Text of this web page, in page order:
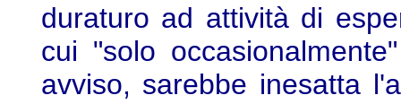
duraturo ad attività di
cui "solo
avviso, sarebbe inesatta